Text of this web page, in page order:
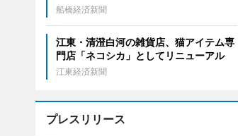
船橋経済新聞
江東・清澄白河の雑貨店、猫アイテム専
門店「ネコシカ」としてリニューアル
江東経済新聞
プレスリリース